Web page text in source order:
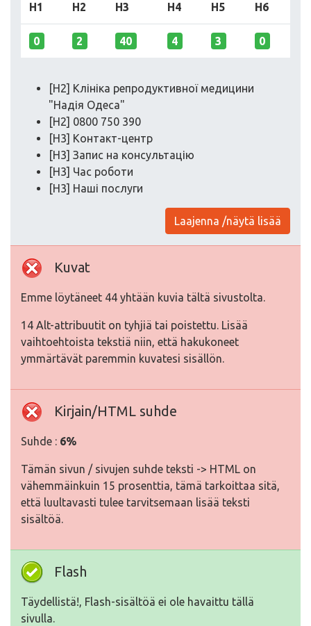
H1 H2 H3 H4 H5 H6
0 2 40 4 3 0
[H2] Клініка репродуктивної медицини
"Надія Одеса"
[H2] 0800 750 390
[H3] Контакт-центр
[H3] Запис на консультацію
[H3] Час роботи
[H3] Наші послуги
Laajenna /näytä lisää
Kuvat
Emme löytäneet 44 yhtään kuvia tältä sivustolta.
14 Alt-attribuutit on tyhjiä tai poistettu. Lisää
vaihtoehtoista tekstiä niin, että hakukoneet
ymmärtävät paremmin kuvatesi sisällön.
Kirjain/HTML suhde
Suhde : 6%
Tämän sivun / sivujen suhde teksti -> HTML on
vähemmäinkuin 15 prosenttia, tämä tarkoittaa sitä,
että luultavasti tulee tarvitsemaan lisää teksti
sisältöä.
Flash
Täydellistä!, Flash-sisältöä ei ole havaittu tällä
sivulla.